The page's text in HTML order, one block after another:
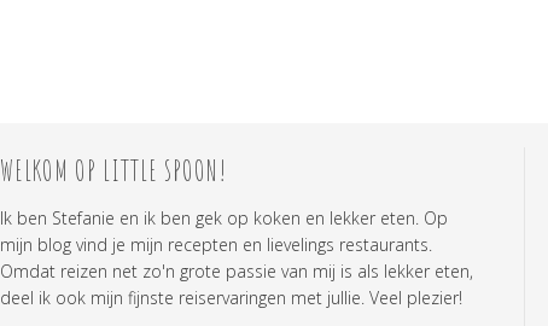
WELKOM OP LITTLE SPOON!
Ik ben Stefanie en ik ben gek op koken en lekker eten. Op
mijn blog vind je mijn recepten en lievelings restaurants.
Omdat reizen net zo'n grote passie van mij is als lekker eten,
deel ik ook mijn fijnste reiservaringen met jullie. Veel plezier!